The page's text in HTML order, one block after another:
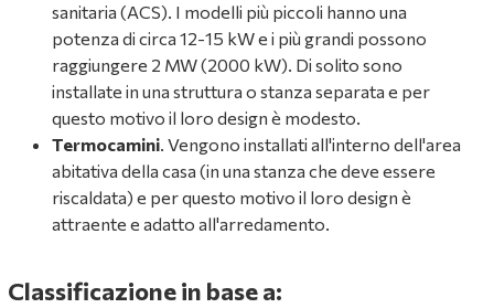
sanitaria (ACS). I modelli più piccoli hanno una
potenza di circa 12-15 kW e i più grandi possono
raggiungere 2 MW (2000 kW). Di solito sono
installate in una struttura o stanza separata e per
questo motivo il loro design è modesto.
Termocamini. Vengono installati all'interno dell'area
abitativa della casa (in una stanza che deve essere
riscaldata) e per questo motivo il loro design è
attraente e adatto all'arredamento.
Classificazione in base a: